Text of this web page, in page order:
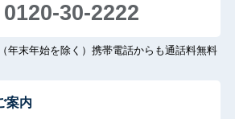
0120-30-2222
年末年始を除く）携帯電話からも通話料無料
案内